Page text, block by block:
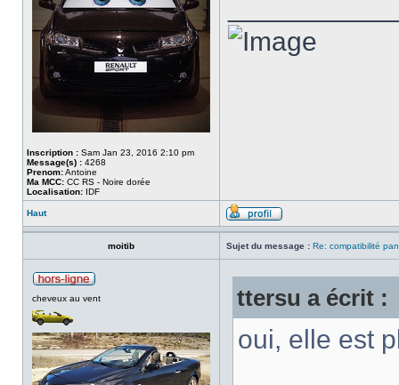
Inscription : Sam Jan 23, 2016 2:10 pm
Message(s) : 4268
Prenom:Antoine
Ma MCC: CC RS - Noire dorée
Localisation: IDF
Haut
moitib Sujet du message : Re: compatibilité
cheveux au vent ttersu a écrit :
oui, elle est